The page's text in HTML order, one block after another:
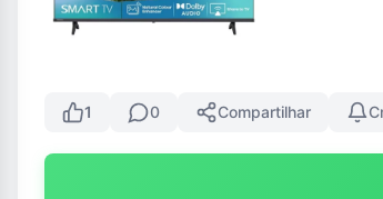
1 0 Compartilhar